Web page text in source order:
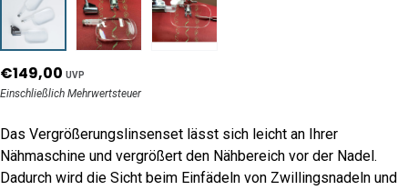
€149,00 UVP
Einschließlich Mehrwertsteuer
Das Vergrößerungslinsenset lässt sich leicht an Ihrer
Nähmaschine und vergrößert den Nähbereich vor der Nadel.
Dadurch wird die Sicht beim Einfädeln von Zwillingsnadeln und